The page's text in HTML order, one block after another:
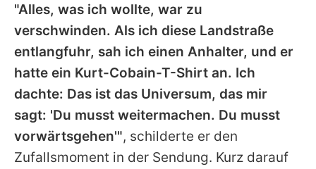
"Alles, was ich wollte, war zu
verschwinden. Als ich diese Landstraße
entlangfuhr, sah ich einen Anhalter, und er
hatte ein Kurt-Cobain-T-Shirt an. Ich
dachte: Das ist das Universum, das mir
sagt: 'Du musst weitermachen. Du musst
vorwärtsgehen'", schilderte er den
Zufallsmoment in der Sendung. Kurz darauf